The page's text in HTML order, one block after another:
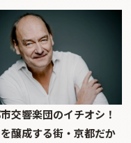
交響楽団のイチオシ！
醸成する街・京都だか